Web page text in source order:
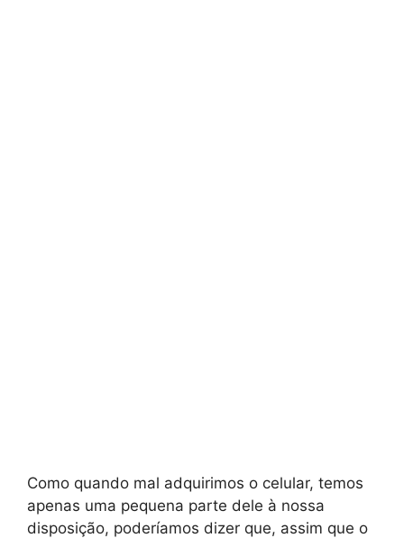
Como quando mal adquirimos o celular, temos
apenas uma pequena parte dele à nossa
disposição, poderíamos dizer que, assim que o